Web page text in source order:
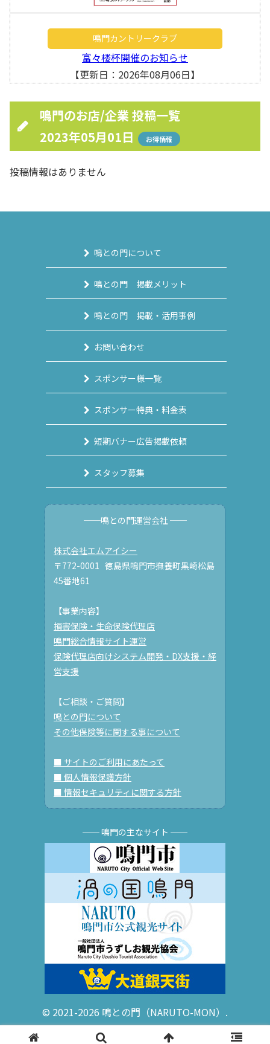
鳴門カントリークラブ
富々楼杯開催のお知らせ
【更新日：2026年08月06日】
鳴門のお店/企業 投稿一覧
2023年05月01日
お得情報
投稿情報はありません
鳴との門について
鳴との門 掲載メリット
鳴との門 掲載・活用事例
お問い合わせ
スポンサー様一覧
スポンサー特典・料金表
短期バナー広告掲載依頼
スタッフ募集
──鳴との門運営会社 ──
株式会社エムアイシー
〒772-0001 徳島県鳴門市撫養町黒崎松島
45番地61
【事業内容】
損害保険・生命保険代理店
鳴門総合情報サイト運営
保険代理店向けシステム開発・DX支援・経
営支援
【ご相談・ご質問】
鳴との門について
その他保険等に関する事について
■ サイトのご利用にあたって
■ 個人情報保護方針
■ 情報セキュリティに関する方針
── 鳴門の主なサイト ──
© 2021-2026 鳴との門（NARUTO-MON）.